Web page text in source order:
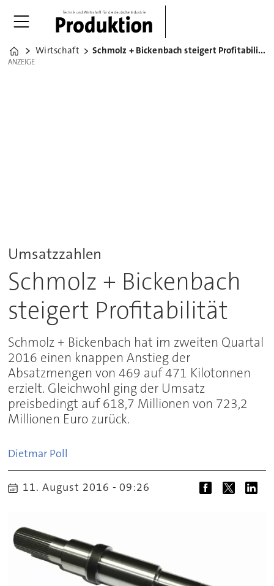
Home
Wirtschaft Schmolz + Bickenbach steigert Profitabilität
ANZEIGE
ANZEIGE
Umsatzzahlen
Schmolz + Bickenbach
steigert Profitabilität
Schmolz + Bickenbach hat im zweiten Quartal
2016 einen knappen Anstieg der
Absatzmengen von 469 auf 471 Kilotonnen
erzielt. Gleichwohl ging der Umsatz
preisbedingt auf 618,7 Millionen von 723,2
Millionen Euro zurück.
Dietmar Poll
11. August 2016 - 09:26